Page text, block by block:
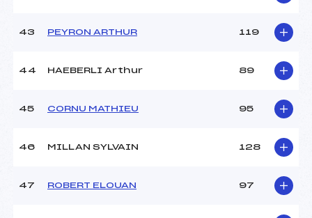
43 PEYRON ARTHUR 119
44 HAEBERLI Arthur 89
45 CORNU MATHIEU 95
46 MILLAN SYLVAIN 128
47 ROBERT ELOUAN 97